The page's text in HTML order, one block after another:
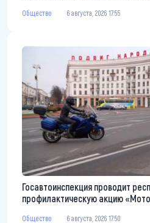
Общество 6 августа, 2026 17:55
Госавтоинспекция проводит
профилактическую акцию
Общество 6 августа, 2026 17:50